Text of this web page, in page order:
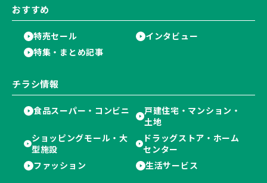
おすすめ
特売セール
インタビュー
特集・まとめ記事
チラシ情報
食品スーパー・コンビニ
戸建住宅・マンション・
土地
ショッピングモール・大
型施設
ドラッグストア・ホーム
センター
ファッション
生活サービス